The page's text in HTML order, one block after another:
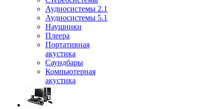
Аудиосистемы 2.1
Аудиосистемы 5.1
Наушники
Плеера
Портативная
акустика
Саундбары
Компьютерная
акустика